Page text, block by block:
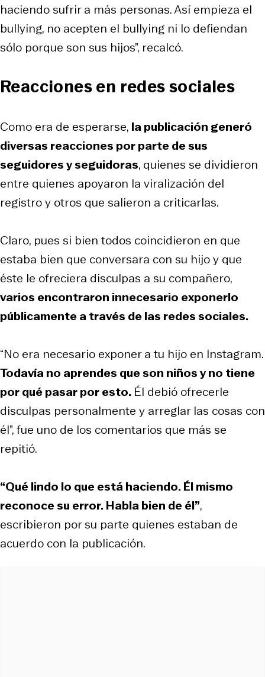
haciendo sufrir a más personas. Así empieza el
bullying, no acepten el bullying ni lo defiendan
sólo porque son sus hijos”, recalcó.
Reacciones en redes sociales
Como era de esperarse, la publicación generó
diversas reacciones por parte de sus
seguidores y seguidoras, quienes se dividieron
entre quienes apoyaron la viralización del
registro y otros que salieron a criticarlas.
Claro, pues si bien todos coincidieron en que
estaba bien que conversara con su hijo y que
éste le ofreciera disculpas a su compañero,
varios encontraron innecesario exponerlo
públicamente a través de las redes sociales.
“No era necesario exponer a tu hijo en Instagram.
Todavía no aprendes que son niños y no tiene
por qué pasar por esto. Él debió ofrecerle
disculpas personalmente y arreglar las cosas con
él”, fue uno de los comentarios que más se
repitió.
“Qué lindo lo que está haciendo. Él mismo
reconoce su error. Habla bien de él”,
escribieron por su parte quienes estaban de
acuerdo con la publicación.